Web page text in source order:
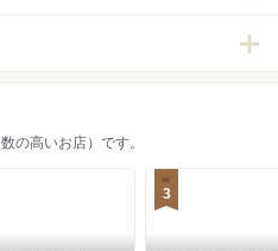
の高いお店）です。
3